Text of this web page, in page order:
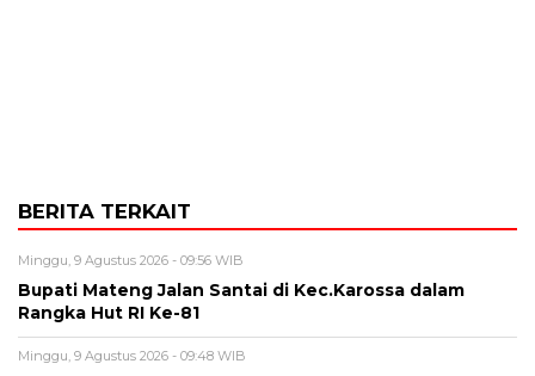
BERITA TERKAIT
Minggu, 9 Agustus 2026 - 09:56 WIB
Bupati Mateng Jalan Santai di Kec.Karossa dalam
Rangka Hut RI Ke-81
Minggu, 9 Agustus 2026 - 09:48 WIB